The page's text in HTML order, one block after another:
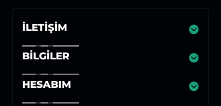
İLETIŞIM
BILGILER
HESABIM